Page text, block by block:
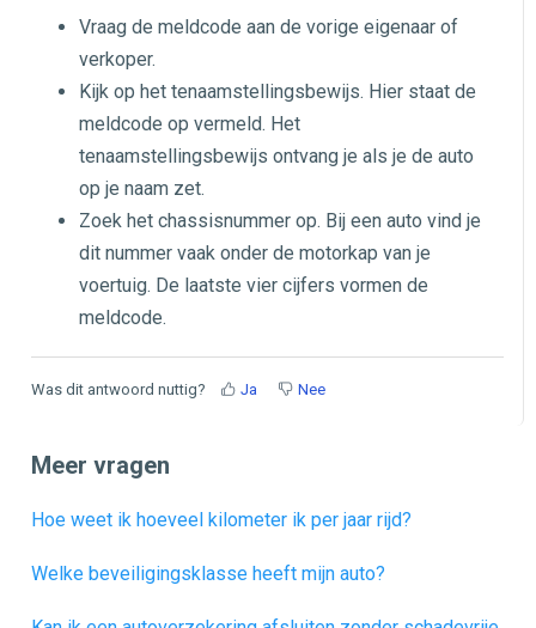
Vraag de meldcode aan de vorige eigenaar of
verkoper.
Kijk op het tenaamstellingsbewijs. Hier staat de
meldcode op vermeld. Het
tenaamstellingsbewijs ontvang je als je de auto
op je naam zet.
Zoek het chassisnummer op. Bij een auto vind je
dit nummer vaak onder de motorkap van je
voertuig. De laatste vier cijfers vormen de
meldcode.
Was dit antwoord nuttig? Ja Nee
Meer vragen
Hoe weet ik hoeveel kilometer ik per jaar rijd?
Welke beveiligingsklasse heeft mijn auto?